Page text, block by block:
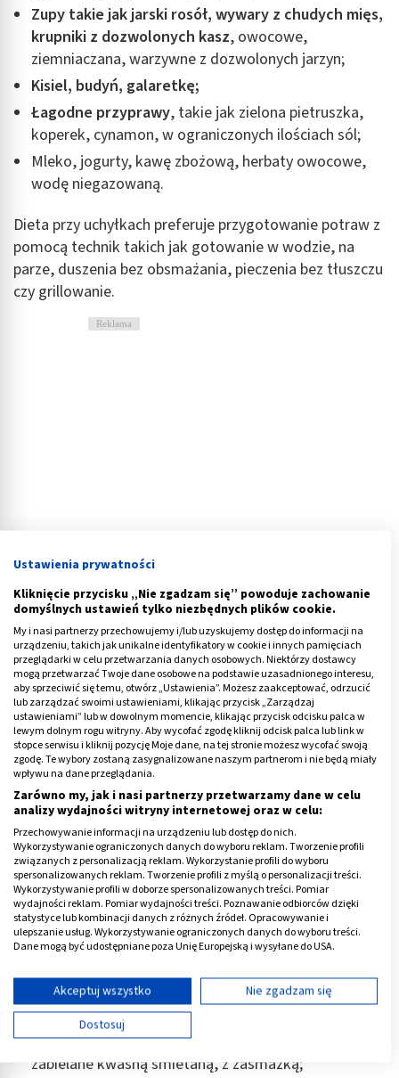
Zupy takie jak jarski rosół, wywary z chudych mięs,
krupniki z dozwolonych kasz, owocowe,
ziemniaczana, warzywne z dozwolonych jarzyn;
Kisiel, budyń, galaretkę;
Łagodne przyprawy, takie jak zielona pietruszka,
koperek, cynamon, w ograniczonych ilościach sól;
Mleko, jogurty, kawę zbożową, herbaty owocowe,
wodę niegazowaną.
Dieta przy uchyłkach preferuje przygotowanie potraw z
pomocą technik takich jak gotowanie w wodzie, na
parze, duszenia bez obsmażania, pieczenia bez tłuszczu
czy grillowanie.
Reklama
Produkty zakazane przy uchyłkach
Chorując na to schorzenie warto wiedzieć, czego nie
wolno jeść przy uchyłkach jelita grubego szczególnie w
fazie z występującymi objawami.
Jako, że stosuje się wtedy dietę łatwostrawnąunika
się w jadłospisie pokarmów zalegających w żołądku,
ciężkich, smażonych, mocno wzdymających i
pikantnych.
Produkty zakazane przy uchyłkach lub takie, które
należy ograniczać to:
Pieczywo świeże, żytnie, razowe, otręby, grube
kasze, razowy makaron, brązowy ryż;
Tłuste wędliny, konserwy, produkty wędzone,
typu feta, jaja na twardo;
Zupy tłuste, zawiesiste, przygotowane na
esencjonalnych wywarach mięsnych, grzybowych,
zabielane kwaśną śmietaną, z zasmażką;
Ustawienia prywatności
Kliknięcie przycisku „Nie zgadzam się” powoduje zachowanie
domyślnych ustawień tylko niezbędnych plików cookie.
My i nasi partnerzy przechowujemy i/lub uzyskujemy dostęp do informacji na
urządzeniu, takich jak unikalne identyfikatory w cookie i innych pamięciach
przeglądarki w celu przetwarzania danych osobowych. Niektórzy dostawcy
mogą przetwarzać Twoje dane osobowe na podstawie uzasadnionego interesu,
aby sprzeciwić się temu, otwórz „Ustawienia”. Możesz zaakceptować, odrzucić
lub zarządzać swoimi ustawieniami, klikając przycisk „Zarządzaj
ustawieniami” lub w dowolnym momencie, klikając przycisk odcisku palca w
lewym dolnym rogu witryny. Aby wycofać zgodę kliknij odcisk palca lub link w
stopce serwisu i kliknij pozycję Moje dane, na tej stronie możesz wycofać swoją
zgodę. Te wybory zostaną zasygnalizowane naszym partnerom i nie będą miały
wpływu na dane przeglądania.
Zarówno my, jak i nasi partnerzy przetwarzamy dane w celu
analizy wydajności witryny internetowej oraz w celu:
Przechowywanie informacji na urządzeniu lub dostęp do nich.
Wykorzystywanie ograniczonych danych do wyboru reklam. Tworzenie profili
związanych z personalizacją reklam. Wykorzystanie profili do wyboru
spersonalizowanych reklam. Tworzenie profili z myślą o personalizacji treści.
Wykorzystywanie profili w doborze spersonalizowanych treści. Pomiar
wydajności reklam. Pomiar wydajności treści. Poznawanie odbiorców dzięki
statystyce lub kombinacji danych z różnych źródeł. Opracowywanie i
ulepszanie usług. Wykorzystywanie ograniczonych danych do wyboru treści.
Dane mogą być udostępniane poza Unię Europejską i wysyłane do USA.
Wyświetl listę partnerów (11 dostawców IAB)
Używamy Twoich danych w następujących celach:
Cele przetwarzania IAB:
Przechowywanie informacji na urządzeniu lub
Akceptuj wszystko
Nie zgadzam się
Dostosuj